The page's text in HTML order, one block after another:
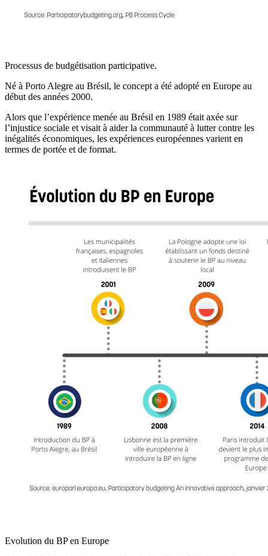
Processus de budgétisation participative.
Né à Porto Alegre au Brésil, le concept a été adopté en Europe au
début des années 2000.
Alors que l’expérience menée au Brésil en 1989 était axée sur
l’injustice sociale et visait à aider la communauté à lutter contre les
inégalités économiques, les expériences européennes varient en
termes de portée et de format.
Evolution du BP en Europe